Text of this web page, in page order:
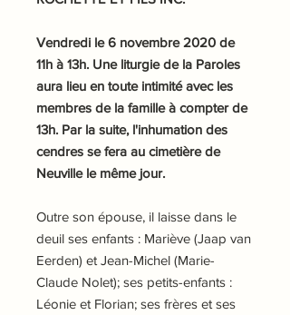
Vendredi le 6 novembre 2020 de
11h à 13h. Une liturgie de la Paroles
aura lieu en toute intimité avec les
membres de la famille à compter de
13h. Par la suite, l'inhumation des
cendres se fera au cimetière de
Neuville le même jour.
Outre son épouse, il laisse dans le
deuil ses enfants : Mariève (Jaap van
Eerden) et Jean-Michel (Marie-
Claude Nolet); ses petits-enfants :
Léonie et Florian; ses frères et ses